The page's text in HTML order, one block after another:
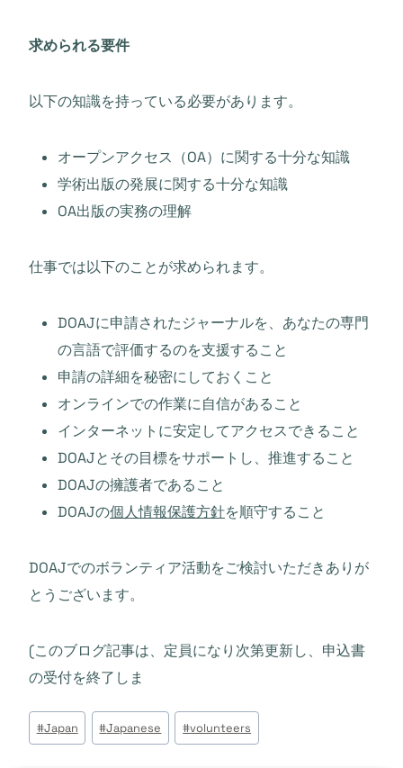
求められる要件
以下の知識を持っている必要があります。
オープンアクセス（OA）に関する十分な知識
学術出版の発展に関する十分な知識
OA出版の実務の理解
仕事では以下のことが求められます。
DOAJに申請されたジャーナルを、あなたの専門
の言語で評価するのを支援すること
申請の詳細を秘密にしておくこと
オンラインでの作業に自信があること
インターネットに安定してアクセスできること
DOAJとその目標をサポートし、推進すること
DOAJの擁護者であること
DOAJの個人情報保護方針を順守すること
DOAJでのボランティア活動をご検討いただきありが
とうございます。
(このブログ記事は、定員になり次第更新し、申込書
の受付を終了しま
Post
Tags:
#Japan #Japanese #volunteers